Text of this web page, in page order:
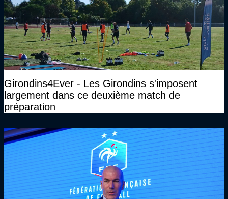
Girondins4Ever - Les Girondins s'imposent
largement dans ce deuxième match de
préparation